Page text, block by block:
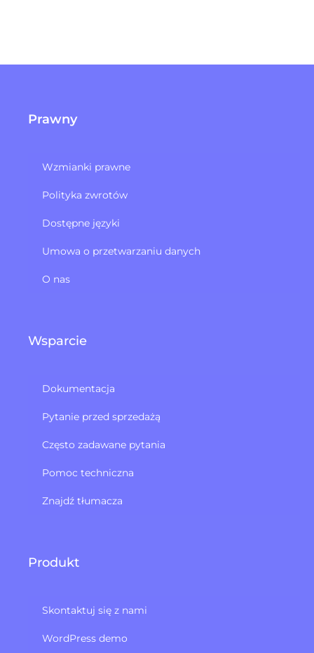
Prawny
Wzmianki prawne
Polityka zwrotów​
Dostępne języki
Umowa o przetwarzaniu danych
O nas
Wsparcie
Dokumentacja
Pytanie przed sprzedażą
Często zadawane pytania
Pomoc techniczna
Znajdź tłumacza
Produkt
Skontaktuj się z nami
WordPress demo